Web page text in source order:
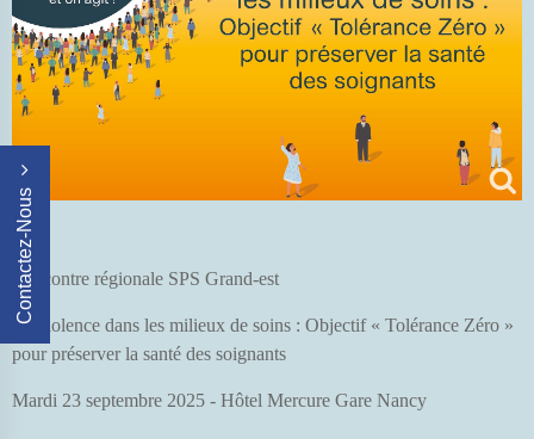
Contactez-Nous
Rencontre régionale SPS Grand-est
La violence dans les milieux de soins : Objectif « Tolérance Zéro »
pour préserver la santé des soignants
Mardi 23 septembre 2025 - Hôtel Mercure Gare Nancy